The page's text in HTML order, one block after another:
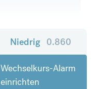
Niedrig 0.860
Wechselkurs-Alarm
einrichten